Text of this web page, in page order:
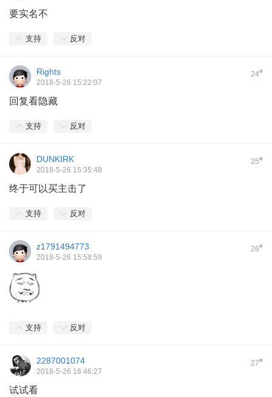
要实名不
支持 反对
24#
Rights
2018-5-26 15:22:07
回复看隐藏
支持 反对
25#
DUNKIRK
2018-5-26 15:35:48
终于可以买主击了
支持 反对
26#
z1791494773
2018-5-26 15:58:59
支持 反对
27#
2287001074
2018-5-26 16:46:27
试试看